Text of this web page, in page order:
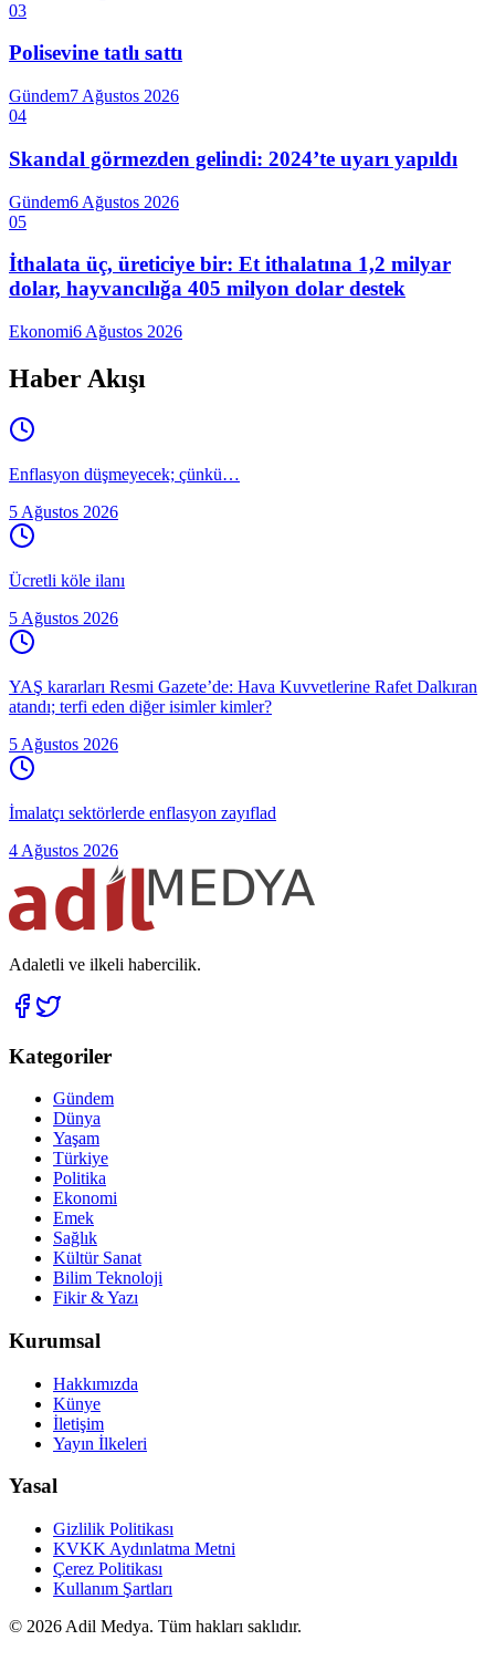
03
Polisevine tatlı sattı
Gündem7 Ağustos 2026
04
Skandal görmezden gelindi: 2024’te uyarı yapıldı
Gündem6 Ağustos 2026
05
İthalata üç, üreticiye bir: Et ithalatına 1,2 milyar
dolar, hayvancılığa 405 milyon dolar destek
Ekonomi6 Ağustos 2026
Haber Akışı
Enflasyon düşmeyecek; çünkü…
5 Ağustos 2026
Ücretli köle ilanı
5 Ağustos 2026
YAŞ kararları Resmi Gazete’de: Hava Kuvvetlerine Rafet Dalkıran
atandı; terfi eden diğer isimler kimler?
5 Ağustos 2026
İmalatçı sektörlerde enflasyon zayıflad
4 Ağustos 2026
Adaletli ve ilkeli habercilik.
Kategoriler
Gündem
Dünya
Yaşam
Türkiye
Politika
Ekonomi
Emek
Sağlık
Kültür Sanat
Bilim Teknoloji
Fikir & Yazı
Kurumsal
Hakkımızda
Künye
İletişim
Yayın İlkeleri
Yasal
Gizlilik Politikası
KVKK Aydınlatma Metni
Çerez Politikası
Kullanım Şartları
© 2026 Adil Medya. Tüm hakları saklıdır.